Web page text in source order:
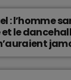
: l’homme
le dancehall
telle histoire.